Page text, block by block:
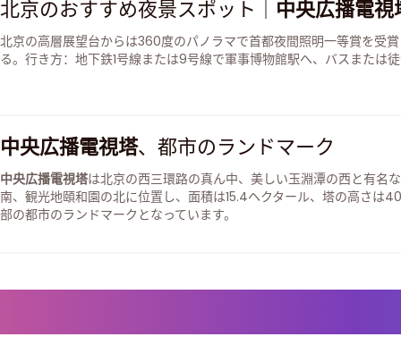
北京のおすすめ夜景スポット｜ 中央広播電視
北京の高層展望台からは360度のパノラマで首都夜間照明一等賞を受
る。行き方：地下鉄1号線または9号線で軍事博物館駅へ、バスまたは
中央広播電視塔、都市のランドマーク
中央広播電視塔は北京の西三環路の真ん中、美しい玉淵潭の西と有名
南、観光地頤和園の北に位置し、面積は15.4ヘクタール、塔の高さは
部の都市のランドマークとなっています。